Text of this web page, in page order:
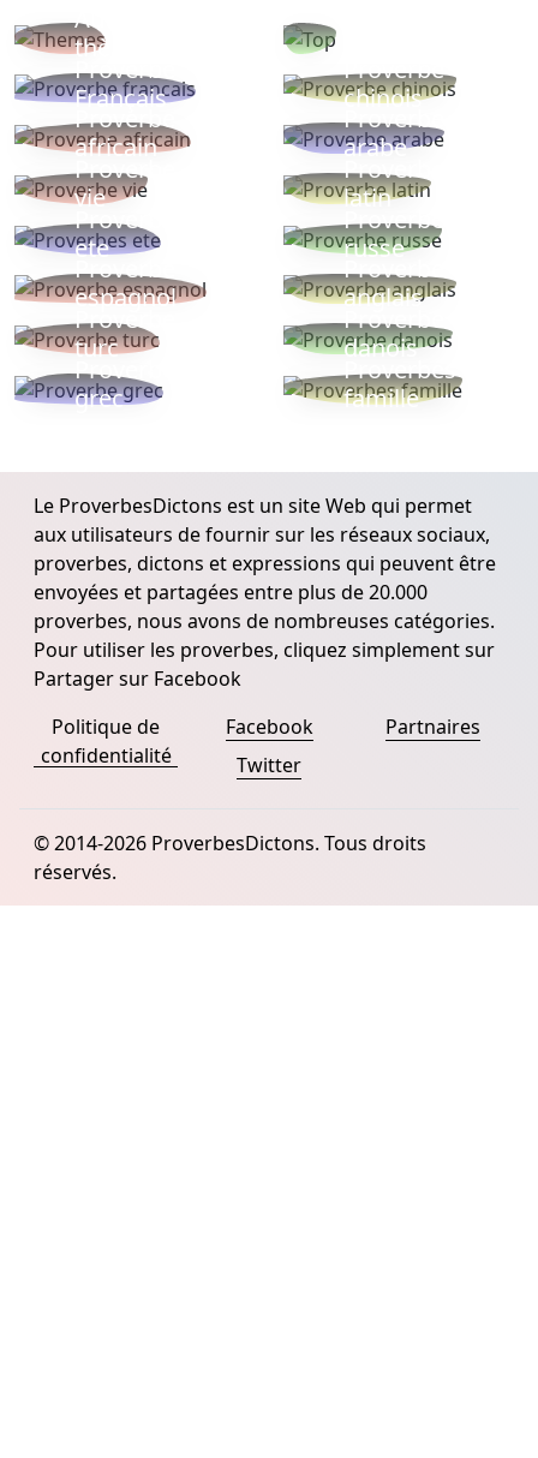
Autres
thèmes
Proverbe
Français
Proverbe
chinois
Proverbe
africain
Proverbe
arabe
Proverbe
vie
Proverbe
latin
Proverbes
ete
Proverbe
russe
Proverbe
espagnol
Proverbe
anglais
Proverbe
turc
Proverbe
danois
Proverbe
grec
Proverbes
famille
Le ProverbesDictons est un site Web qui permet
aux utilisateurs de fournir sur les réseaux sociaux,
proverbes, dictons et expressions qui peuvent être
envoyées et partagées entre plus de 20.000
proverbes, nous avons de nombreuses catégories.
Pour utiliser les proverbes, cliquez simplement sur
Partager sur Facebook
Politique de
confidentialité
Facebook
Twitter
Partnaires
© 2014-2026 ProverbesDictons. Tous droits
réservés.